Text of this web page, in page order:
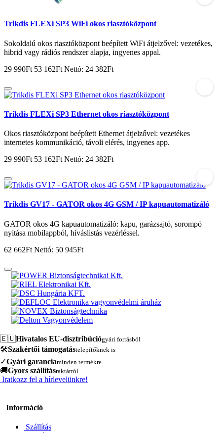
Trikdis FLEXi SP3 WiFi okos riasztóközpont
Sokoldalú okos riasztóközpont beépített WiFi átjelzővel: vezetékes,
hibrid vagy rádiós rendszer alapja, ingyenes appal.
29 990Ft 53 162Ft Nettó: 24 382Ft
Trikdis FLEXi SP3 Ethernet okos riasztóközpont
Okos riasztóközpont beépített Ethernet átjelzővel: vezetékes
internetes kommunikáció, távoli elérés, ingyenes app.
29 990Ft 53 162Ft Nettó: 24 382Ft
Trikdis GV17 - GATOR okos 4G GSM / IP kapuautomatizáló
GATOR okos 4G kapuautomatizáló: kapu, garázsajtó, sorompó
nyitása mobilappból, híváslistás vezérléssel.
62 662Ft Nettó: 50 945Ft
🇪🇺Hivatalos EU-disztribúciógyári forrásból
🛠️Szakértői támogatástelepítőknek is
✓Gyári garanciaminden termékre
🚚Gyors szállításraktárról
Iratkozz fel a hírlevelünkre!
Információ
Szállítás